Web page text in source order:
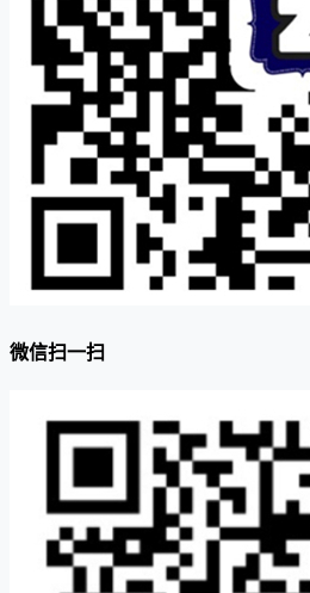
微信扫一扫